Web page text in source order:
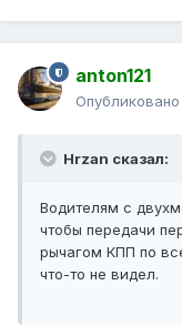
anton121
Опубликовано
Hrzan сказал:
Водителям с
чтобы передачи
рычагом КПП по
что-то не видел.